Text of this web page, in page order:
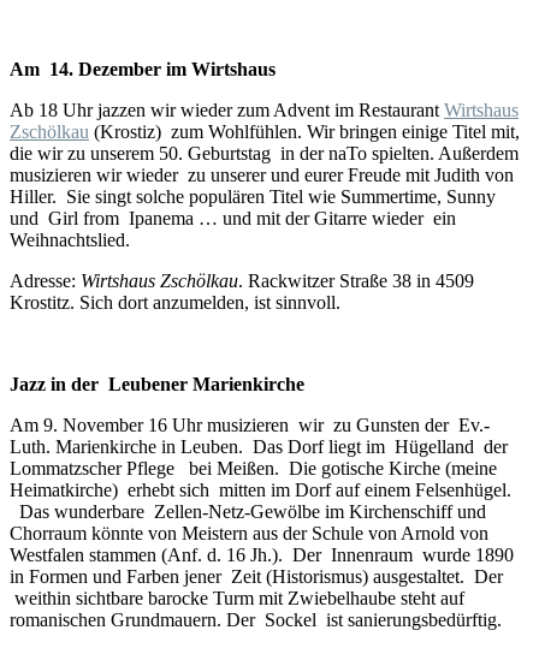
Am 14. Dezember im Wirtshaus
Ab 18 Uhr jazzen wir wieder zum Advent im RestaurantWirtshaus
Zschölkau (Krostiz) zum Wohlfühlen. Wir bringen einige Titel mit,
die wir zu unserem 50. Geburtstag in der naTo spielten. Außerdem
musizieren wir wieder zu unserer und eurer Freude mit Judith von
Hiller. Sie singt solche populären Titel wie Summertime, Sunny
und Girl from Ipanema … und mit der Gitarre wieder ein
Weihnachtslied.
Adresse: Wirtshaus Zschölkau. Rackwitzer Straße 38 in 4509
Krostitz. Sich dort anzumelden, ist sinnvoll.
Jazz in der Leubener Marienkirche
Am 9. November 16 Uhr musizieren wir zu Gunsten der Ev.-
Luth. Marienkirche in Leuben. Das Dorf liegt im Hügelland der
Lommatzscher Pflege bei Meißen. Die gotische Kirche (meine
Heimatkirche) erhebt sich mitten im Dorf auf einem Felsenhügel.
Das wunderbare Zellen-Netz-Gewölbe im Kirchenschiff und
Chorraum könnte von Meistern aus der Schule von Arnold von
Westfalen stammen (Anf. d. 16 Jh.). Der Innenraum wurde 1890
in Formen und Farben jener Zeit (Historismus) ausgestaltet. Der
weithin sichtbare barocke Turm mit Zwiebelhaube steht auf
romanischen Grundmauern. Der Sockel ist sanierungsbedürftig.